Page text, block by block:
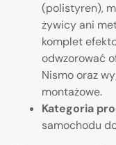
(polistyren),
żywicy ani
komplet
odwzorować
Nismo oraz
montażowe.
Kategoria
samochodu